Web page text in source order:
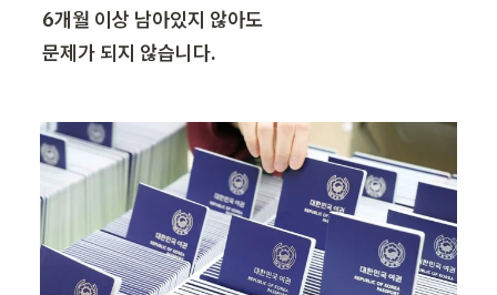
6개월 이상 남아있지 않아도
문제가 되지 않습니다.